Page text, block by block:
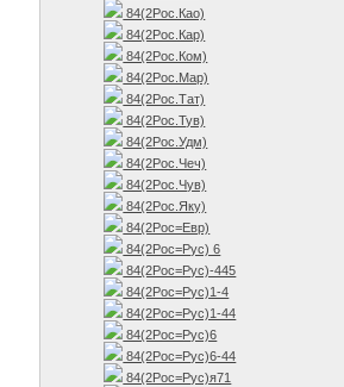
84(2Рос.Као)
84(2Рос.Кар)
84(2Рос.Ком)
84(2Рос.Мар)
84(2Рос.Тат)
84(2Рос.Тув)
84(2Рос.Удм)
84(2Рос.Чеч)
84(2Рос.Чув)
84(2Рос.Яку)
84(2Рос=Евр)
84(2Рос=Рус) 6
84(2Рос=Рус)-445
84(2Рос=Рус)1-4
84(2Рос=Рус)1-44
84(2Рос=Рус)6
84(2Рос=Рус)6-44
84(2Рос=Рус)я71